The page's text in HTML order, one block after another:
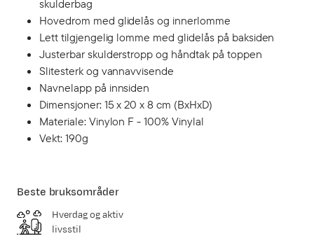
skulderbag
Hovedrom med glidelås og innerlomme
Lett tilgjengelig lomme med glidelås på baksiden
Justerbar skulderstropp og håndtak på toppen
Slitesterk og vannavvisende
Navnelapp på innsiden
Dimensjoner: 15 x 20 x 8 cm (BxHxD)
Materiale: Vinylon F - 100% Vinylal
Vekt: 190g
Beste bruksområder
Hverdag og aktiv
livsstil